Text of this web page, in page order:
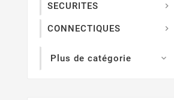
SECURITES 
CONNECTIQUES 
Plus de catégorie 